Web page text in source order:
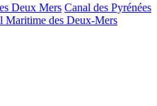
Deux Mers Canal des Pyrénées
Maritime des Deux-Mers